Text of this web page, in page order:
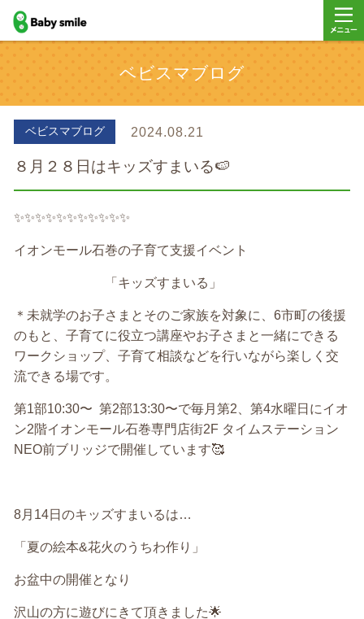
baby smile
ベビスマブログ
ベビスマブログ 2024.08.21
８月２８日はキッズすまいる🍉
✨✨✨✨✨✨✨✨✨✨✨
イオンモール石巻の子育て支援イベント
「キッズすまいる」
＊未就学のお子さまとそのご家族を対象に、6市町の後援
のもと、子育てに役立つ講座やお子さまと一緒にできる
ワークショップ、子育て相談などを行いながら楽しく交
流できる場です。
第1部10:30〜 第2部13:30〜で毎月第2、第4水曜日にイオ
ン2階イオンモール石巻専門店街2F タイムステーション
NEO前ブリッジで開催しています🥰
8月14日のキッズすまいるは…
「夏の絵本&花火のうちわ作り」
お盆中の開催となり
沢山の方に遊びにきて頂きました🌟